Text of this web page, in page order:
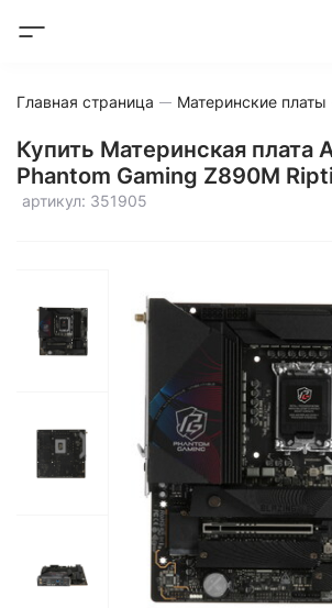
Главная страница Материнские платы
Купить Материнская плата
Phantom Gaming Z890M
артикул: 351905